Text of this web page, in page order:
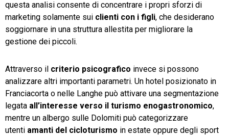
questa analisi consente di concentrare i propri sforzi di
marketing solamente sui clienti con i figli, che desiderano
soggiornare in una struttura allestita per migliorare la
gestione dei piccoli.
Attraverso il criterio psicografico invece si possono
analizzare altri importanti parametri. Un hotel posizionato in
Franciacorta o nelle Langhe può attivare una segmentazione
legata all’interesse verso il turismo enogastronomico,
mentre un albergo sulle Dolomiti può categorizzare
utenti amanti del cicloturismo in estate oppure degli sport